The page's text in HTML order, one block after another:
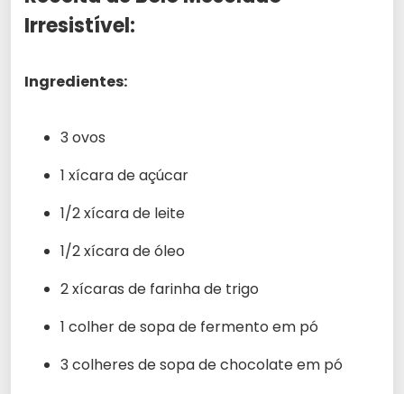
Irresistível:
Ingredientes:
3 ovos
1 xícara de açúcar
1/2 xícara de leite
1/2 xícara de óleo
2 xícaras de farinha de trigo
1 colher de sopa de fermento em pó
3 colheres de sopa de chocolate em pó